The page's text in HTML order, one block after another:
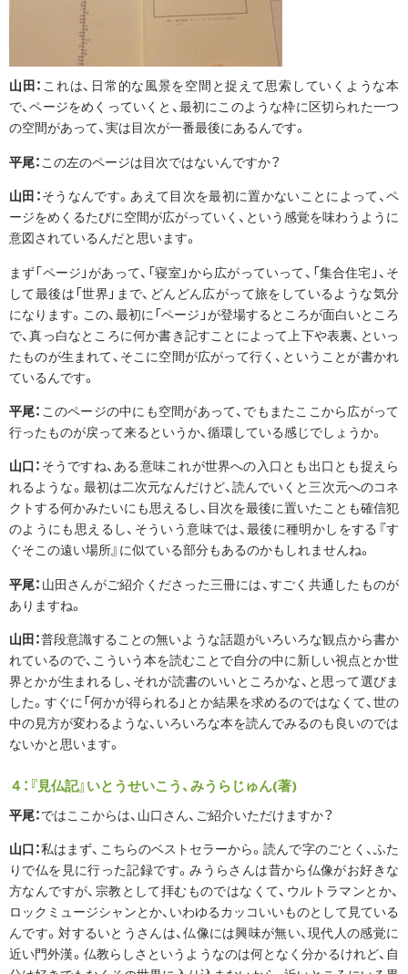
山田： これは、日常的な風景を空間と捉えて思索していくような本
で、ページをめくっていくと、最初にこのような枠に区切られた一つ
の空間があって、実は目次が一番最後にあるんです。
平尾： この左のページは目次ではないんですか？
山田：そうなんです。あえて目次を最初に置かないことによって、ペ
ージをめくるたびに空間が広がっていく、という感覚を味わうように
意図されているんだと思います。
まず「ページ」があって、「寝室」から広がっていって、「集合住宅」、そ
して最後は「世界」まで、どんどん広がって旅をしているような気分
になります。この、最初に「ページ」が登場するところが面白いところ
で、真っ白なところに何か書き記すことによって上下や表裏、といっ
たものが生まれて、そこに空間が広がって行く、ということが書かれ
ているんです。
平尾： このページの中にも空間があって、でもまたここから広がって
行ったものが戻って来るというか、循環している感じでしょうか。
山口： そうですね、ある意味これが世界への入口とも出口とも捉えら
れるような。最初は二次元なんだけど、読んでいくと三次元へのコネ
クトする何かみたいにも思えるし、目次を最後に置いたことも確信犯
のようにも思えるし、そういう意味では、最後に種明かしをする『す
ぐそこの遠い場所』に似ている部分もあるのかもしれませんね。
平尾： 山田さんがご紹介くださった三冊には、すごく共通したものが
ありますね。
山田：普段意識することの無いような話題がいろいろな観点から書か
れているので、こういう本を読むことで自分の中に新しい視点とか世
界とかが生まれるし、それが読書のいいところかな、と思って選びま
した。すぐに「何かが得られる」とか結果を求めるのではなくて、世の
中の見方が変わるような、いろいろな本を読んでみるのも良いのでは
ないかと思います。
４：『見仏記』いとうせいこう、みうらじゅん(著)
平尾：ではここからは、山口さん、ご紹介いただけますか？
山口：私はまず、こちらのベストセラーから。読んで字のごとく、ふた
りで仏を見に行った記録です。みうらさんは昔から仏像がお好きな
方なんですが、宗教として拝むものではなくて、ウルトラマンとか、
ロックミュージシャンとか、いわゆるカッコいいものとして見ている
んです。対するいとうさんは、仏像には興味が無い、現代人の感覚に
近い門外漢。仏教らしさというようなのは何となく分かるけれど、自